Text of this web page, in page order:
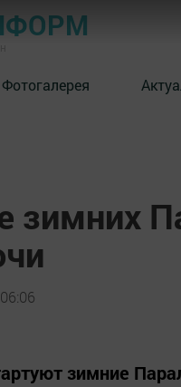
Фотогалерея
зимних
зимние